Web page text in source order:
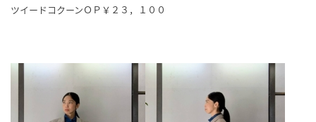
ツイードコクーンＯＰ￥２３，１００